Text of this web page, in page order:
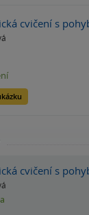
cvičení s
cvičení s